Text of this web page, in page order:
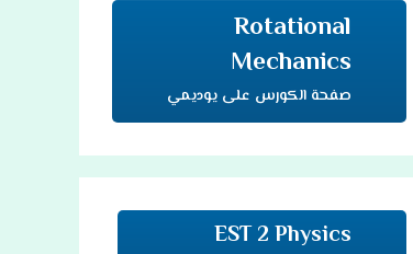
Rotational
Mechanics
صفحة الكورس على يوديمي
EST 2 Physics